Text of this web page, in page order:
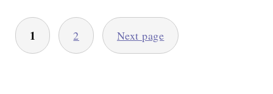
PAGINAȚIE
ARTICOLE
1 2 Next page